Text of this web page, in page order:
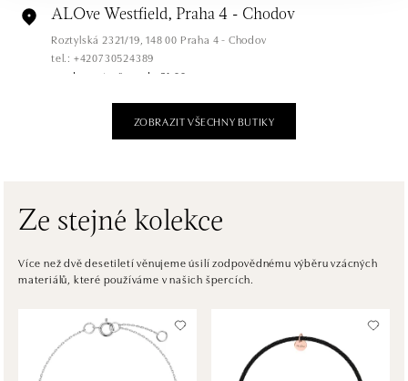
ALOve Westfield, Praha 4 - Chodov
Roztylská 2321/19, 148 00 Praha 4 - Chodov
tel.: +420730524389
dnes otevřeno do 21:00
ALOve OC Aupark, Bratislava
ALOve OC Eurovea, Bratislava
Pribinova 8, 811 09 Bratislava
tel.: +421917090467
HALADA OC Avion, Bratislava
Ivanská cesta 16, 821 04 Bratislava
ZOBRAZIT VŠECHNY BUTIKY
Ze stejné kolekce
Více než dvě desetiletí věnujeme úsilí zodpovědnému výběru vzácných
materiálů, které používáme v našich špercích.